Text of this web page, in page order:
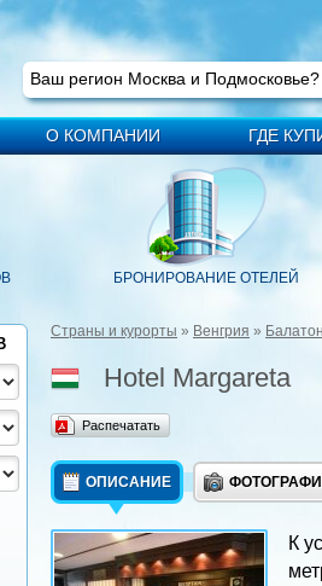
Ваш регион Москва и
Ваш регионМосква
О КОМПАНИИ ГДЕ
БРОНИРОВАНИЕ ОТЕЛЕЙ
Страны и курорты » Венгрия »
Hotel Margareta
Распечатать
ОПИСАНИЕ
К